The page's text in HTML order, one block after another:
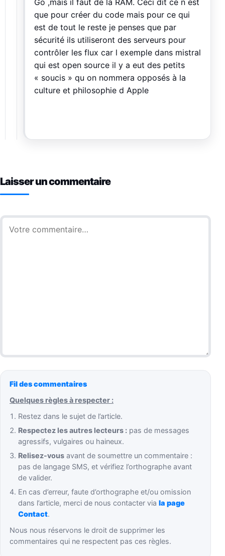
que pour créer du code mais pour ce qui
est de tout le reste je penses que par
sécurité ils utiliseront des serveurs pour
contrôler les flux car l exemple dans mistral
qui est open source il y a eut des petits
« soucis » qu on nommera opposés à la
culture et philosophie d Apple
Laisser un commentaire
Commentaire
Fil des commentaires
Quelques règles à respecter :
Restez dans le sujet de l’article.
Respectez les autres lecteurs : pas de messages
agressifs, vulgaires ou haineux.
Relisez-vous avant de soumettre un commentaire :
pas de langage SMS, et vérifiez l’orthographe avant
de valider.
En cas d’erreur, faute d’orthographe et/ou omission
dans l’article, merci de nous contacter viala page
Contact.
Nous nous réservons le droit de supprimer les
commentaires qui ne respectent pas ces règles.